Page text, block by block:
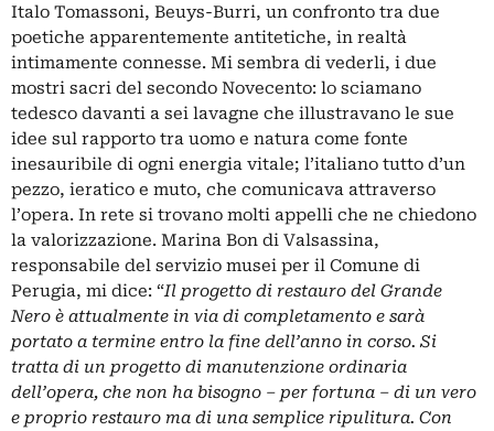
Italo Tomassoni, Beuys-Burri, un confronto tra due
poetiche apparentemente antitetiche, in realtà
intimamente connesse. Mi sembra di vederli, i due
mostri sacri del secondo Novecento: lo sciamano
tedesco davanti a sei lavagne che illustravano le sue
idee sul rapporto tra uomo e natura come fonte
inesauribile di ogni energia vitale; l’italiano tutto d’un
pezzo, ieratico e muto, che comunicava attraverso
l’opera. In rete si trovano molti appelli che ne chiedono
la valorizzazione. Marina Bon di Valsassina,
responsabile del servizio musei per il Comune di
Perugia, mi dice: “Il progetto di restauro del Grande
Nero è attualmente in via di completamento e sarà
portato a termine entro la fine dell’anno in corso. Si
tratta di un progetto di manutenzione ordinaria
dell’opera, che non ha bisogno – per fortuna – di un vero
e proprio restauro ma di una semplice ripulitura. Con